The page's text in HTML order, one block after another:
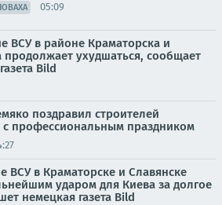
05:09
ВСУ в районе Краматорска и
продолжает ухудшаться, сообщает
Bild
поздравил строителей
профессиональным праздником
ВСУ в Краматорске и Славянске
ударом для Киева за долгое
немецкая газета Bild